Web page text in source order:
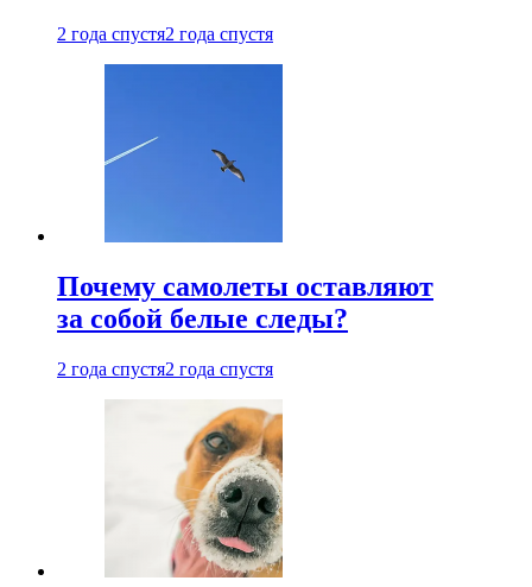
2 года спустя2 года спустя
Почему самолеты оставляют
за собой белые следы?
2 года спустя2 года спустя